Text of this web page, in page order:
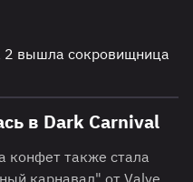
2 вышла сокровищница
в Dark Carnival
конфет также стала